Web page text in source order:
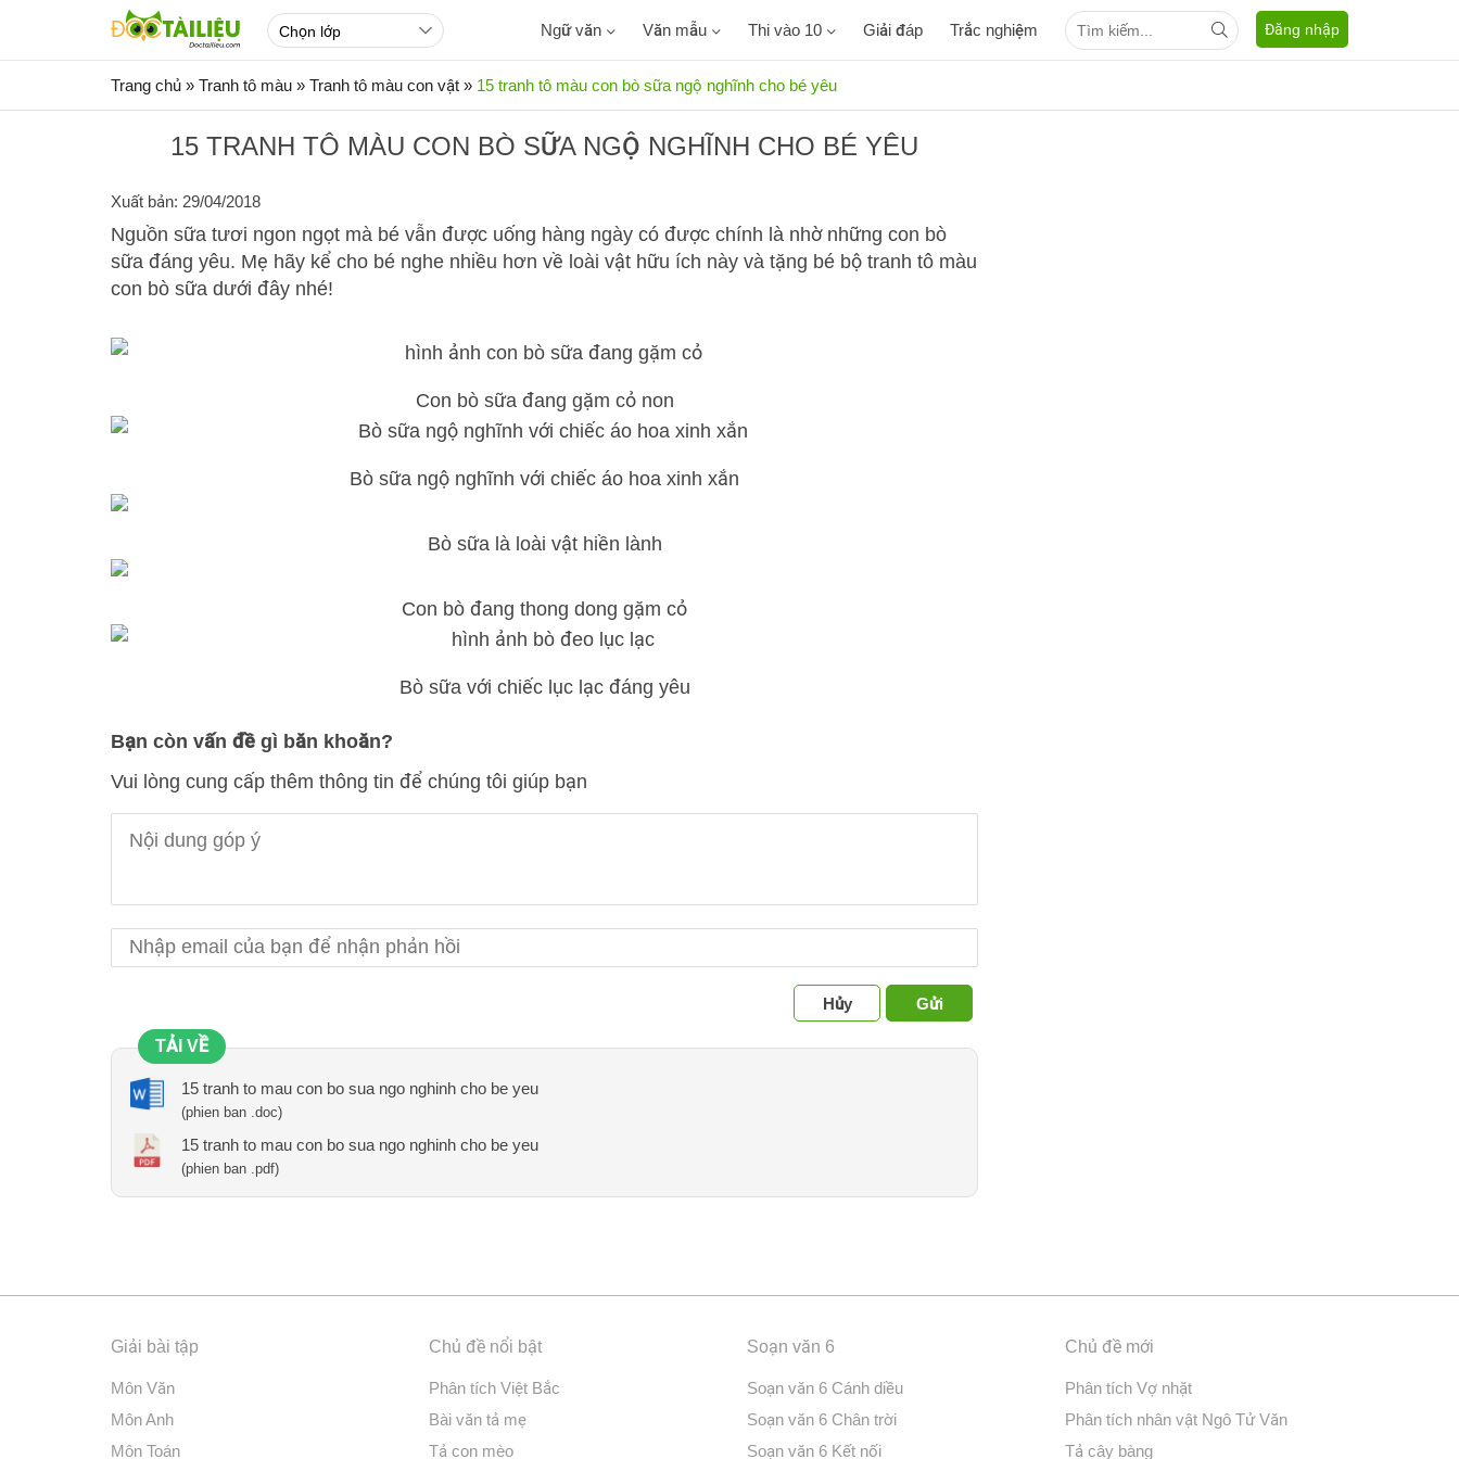
Ngữ văn Văn mẫu Thi vào 10 Giải đáp Trắc nghiệm Đăng nhập
Trang chủ » Tranh tô màu » Tranh tô màu con vật » 15 tranh tô màu con bò sữa ngộ nghĩnh cho bé yêu
15 TRANH TÔ MÀU CON BÒ SỮA NGỘ NGHĨNH CHO BÉ YÊU
Xuất bản: 29/04/2018
Nguồn sữa tươi ngon ngọt mà bé vẫn được uống hàng ngày có được chính là nhờ những con bò
sữa đáng yêu. Mẹ hãy kể cho bé nghe nhiều hơn về loài vật hữu ích này và tặng bé bộ tranh tô màu
con bò sữa dưới đây nhé!
Con bò sữa đang gặm cỏ non
Bò sữa ngộ nghĩnh với chiếc áo hoa xinh xắn
Bò sữa là loài vật hiền lành
Con bò đang thong dong gặm cỏ
Bò sữa với chiếc lục lạc đáng yêu
Bạn còn vấn đề gì băn khoăn?
Vui lòng cung cấp thêm thông tin để chúng tôi giúp bạn
Hủy Gửi
TẢI VỀ
15 tranh to mau con bo sua ngo nghinh cho be yeu
(phien ban .doc)
15 tranh to mau con bo sua ngo nghinh cho be yeu
(phien ban .pdf)
Giải bài tập
Môn Văn
Môn Anh
Môn Toán
Chủ đề nổi bật
Phân tích Việt Bắc
Bài văn tả mẹ
Tả con mèo
Soạn văn 6
Soạn văn 6 Cánh diều
Soạn văn 6 Chân trời
Soạn văn 6 Kết nối
Chủ đề mới
Phân tích Vợ nhặt
Phân tích nhân vật Ngô Tử Văn
Tả cây bàng